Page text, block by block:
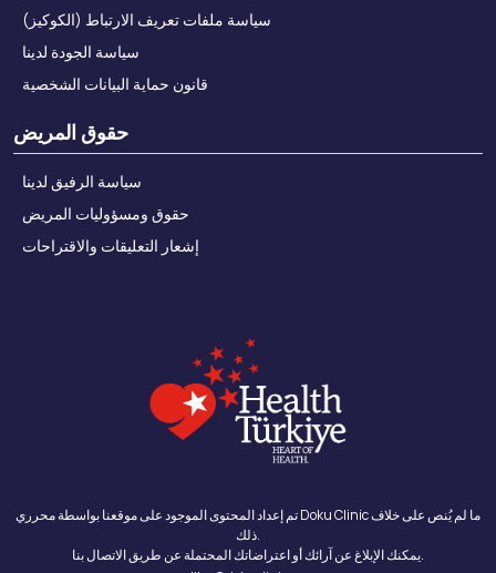
سياسة ملفات تعريف الارتباط (الكوكيز)
سياسة الجودة لدينا
قانون حماية البيانات الشخصية
حقوق المريض
سياسة الرفيق لدينا
حقوق ومسؤوليات المريض
إشعار التعليقات والاقتراحات
تم إعداد المحتوى الموجود على موقعنا بواسطة محرري Doku Clinic ما لم يُنص على خلاف
ذلك.
يمكنك الإبلاغ عن آرائك أو اعتراضاتك المحتملة عن طريق الاتصال بنا.